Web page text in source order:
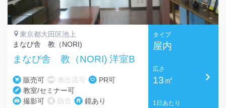
東京都大田区池上
まなび舎 教（NORI)
まなび舎 教（NORI) 洋室B
販売可 車出店可
PR可
教室/セミナー可
撮影可
防音 鏡あり
タイプ
屋内
広さ
13㎡
1日あたり